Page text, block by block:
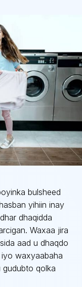
bulsheed
yihiin inay
dhaqidda
Waxaa jira
aad u dhaqdo
iyo waxyaabaha
qolka